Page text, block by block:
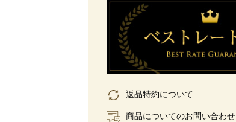
返品特約について
商品についてのお問い合わせ